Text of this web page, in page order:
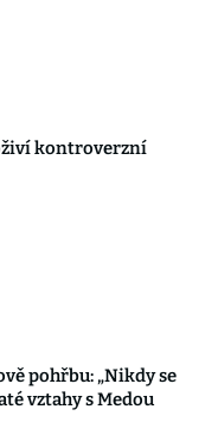
kontroverzní
pohřbu: „Nikdy se
vztahy s Medou